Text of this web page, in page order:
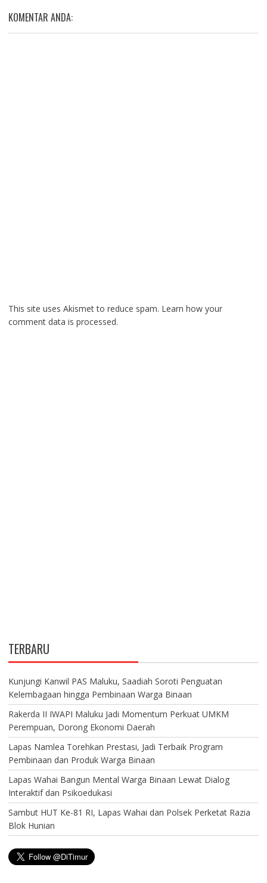
KOMENTAR ANDA:
This site uses Akismet to reduce spam. Learn how your
comment data is processed.
TERBARU
Kunjungi Kanwil PAS Maluku, Saadiah Soroti Penguatan
Kelembagaan hingga Pembinaan Warga Binaan
Rakerda II IWAPI Maluku Jadi Momentum Perkuat UMKM
Perempuan, Dorong Ekonomi Daerah
Lapas Namlea Torehkan Prestasi, Jadi Terbaik Program
Pembinaan dan Produk Warga Binaan
Lapas Wahai Bangun Mental Warga Binaan Lewat Dialog
Interaktif dan Psikoedukasi
Sambut HUT Ke-81 RI, Lapas Wahai dan Polsek Perketat Razia
Blok Hunian